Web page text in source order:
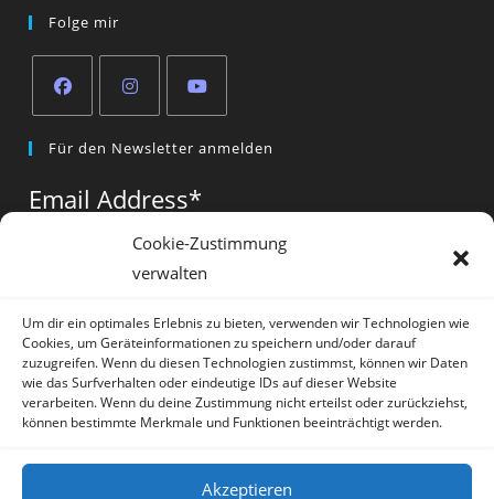
Cookie-Zustimmung
verwalten
Um dir ein optimales Erlebnis zu bieten, verwenden wir Technologien wie
Cookies, um Geräteinformationen zu speichern und/oder darauf
zuzugreifen. Wenn du diesen Technologien zustimmst, können wir Daten
wie das Surfverhalten oder eindeutige IDs auf dieser Website
verarbeiten. Wenn du deine Zustimmung nicht erteilst oder zurückziehst,
können bestimmte Merkmale und Funktionen beeinträchtigt werden.
Akzeptieren
Folge mir
in
new
in
new
in
new
tab
Für den Newsletter anmelden
Email Address*
Vorname*